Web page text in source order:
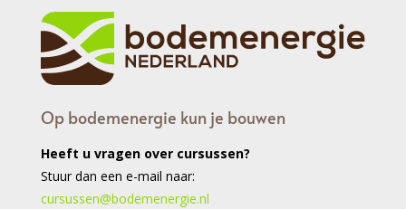
Op bodemenergie kun je bouwen
Heeft u vragen over cursussen?
Stuur dan een e-mail naar:
cursussen@bodemenergie.nl